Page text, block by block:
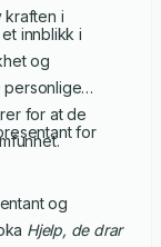
kraften i
innblikk i
og
personlige
for at de
for
og
Hjelp, de drar